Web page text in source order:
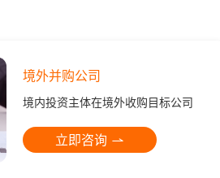
境外并购公司
境内投资主体在境外收购目标公司
立即咨询